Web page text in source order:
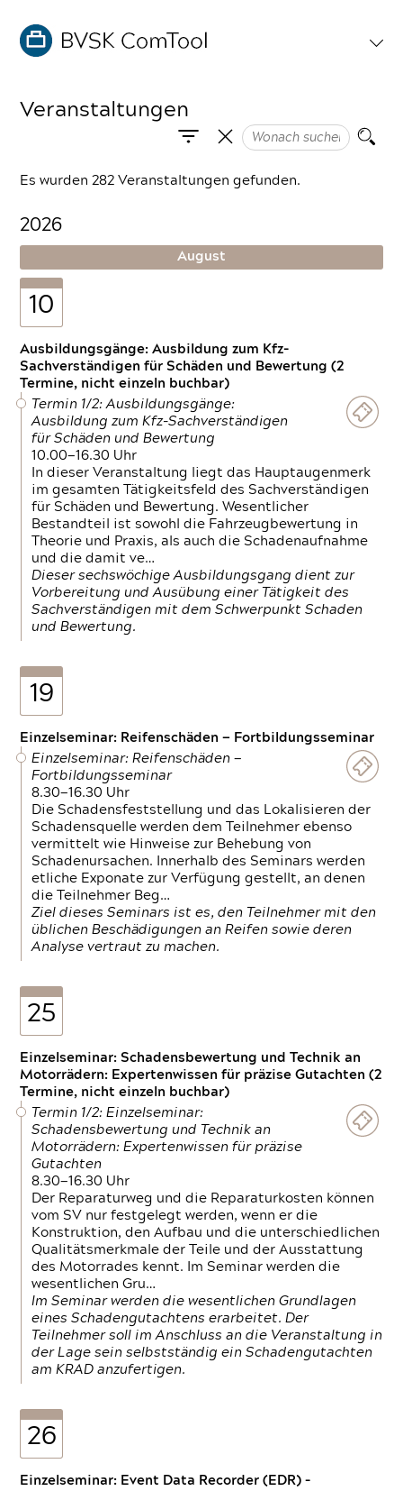
Veranstaltungen
Es wurden 282 Veranstaltungen gefunden.
2026
August
10
Ausbildungsgänge: Ausbildung zum Kfz-
Sachverständigen für Schäden und Bewertung (2
Termine, nicht einzeln buchbar)
Termin 1/2: Ausbildungsgänge:
Ausbildung zum Kfz-Sachverständigen
für Schäden und Bewertung
10.00—16.30 Uhr
In dieser Veranstaltung liegt das Hauptaugenmerk
im gesamten Tätigkeitsfeld des Sachverständigen
für Schäden und Bewertung. Wesentlicher
Bestandteil ist sowohl die Fahrzeugbewertung in
Theorie und Praxis, als auch die Schadenaufnahme
und die damit ve…
Dieser sechswöchige Ausbildungsgang dient zur
Vorbereitung und Ausübung einer Tätigkeit des
Sachverständigen mit dem Schwerpunkt Schaden
und Bewertung.
19
Einzelseminar: Reifenschäden — Fortbildungsseminar
Einzelseminar: Reifenschäden —
Fortbildungsseminar
8.30—16.30 Uhr
Die Schadensfeststellung und das Lokalisieren der
Schadensquelle werden dem Teilnehmer ebenso
vermittelt wie Hinweise zur Behebung von
Schadenursachen. Innerhalb des Seminars werden
etliche Exponate zur Verfügung gestellt, an denen
die Teilnehmer Beg…
Ziel dieses Seminars ist es, den Teilnehmer mit den
üblichen Beschädigungen an Reifen sowie deren
Analyse vertraut zu machen.
25
Einzelseminar: Schadensbewertung und Technik an
Motorrädern: Expertenwissen für präzise Gutachten (2
Termine, nicht einzeln buchbar)
Termin 1/2: Einzelseminar:
Schadensbewertung und Technik an
Motorrädern: Expertenwissen für präzise
Gutachten
8.30—16.30 Uhr
Der Reparaturweg und die Reparaturkosten können
vom SV nur festgelegt werden, wenn er die
Konstruktion, den Aufbau und die unterschiedlichen
Qualitätsmerkmale der Teile und der Ausstattung
des Motorrades kennt. Im Seminar werden die
wesentlichen Gru…
Im Seminar werden die wesentlichen Grundlagen
eines Schadengutachtens erarbeitet. Der
Teilnehmer soll im Anschluss an die Veranstaltung in
der Lage sein selbstständig ein Schadengutachten
am KRAD anzufertigen.
26
Einzelseminar: Event Data Recorder (EDR) –